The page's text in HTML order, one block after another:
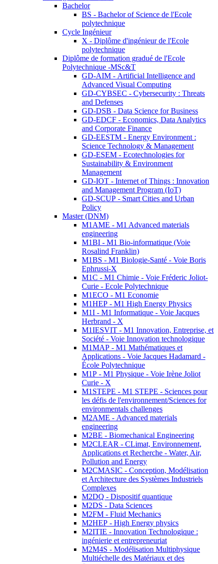
Bachelor
BS - Bachelor of Science de l'Ecole
polytechnique
Cycle Ingénieur
X - Diplôme d'ingénieur de l'Ecole
polytechnique
Diplôme de formation gradué de l'Ecole
Polytechnique -MSc&T
GD-AIM - Artificial Intelligence and
Advanced Visual Computing
GD-CYBSEC - Cybersecurity : Threats
and Defenses
GD-DSB - Data Science for Business
GD-EDCF - Economics, Data Analytics
and Corporate Finance
GD-EESTM - Energy Environment :
Science Technology & Management
GD-ESEM - Ecotechnologies for
Sustainability & Environment
Management
GD-IOT - Internet of Things : Innovation
and Management Program (IoT)
GD-SCUP - Smart Cities and Urban
Policy
Master (DNM)
M1AME - M1 Advanced materials
engineering
M1BI - M1 Bio-informatique (Voie
Rosalind Franklin)
M1BS - M1 Biologie-Santé - Voie Boris
Ephrussi-X
M1C - M1 Chimie - Voie Fréderic Joliot-
Curie - Ecole Polytechnique
M1ECO - M1 Economie
M1HEP - M1 High Energy Physics
M1I - M1 Informatique - Voie Jacques
Herbrand - X
M1IESVIT - M1 Innovation, Entreprise, et
Société - Voie Innovation technologique
M1MAP - M1 Mathématiques et
Applications - Voie Jacques Hadamard -
École Polytechnique
M1P - M1 Physique - Voie Irène Joliot
Curie - X
M1STEPE - M1 STEPE - Sciences pour
les défis de l'environnement/Sciences for
environmentals challenges
M2AME - Advanced materials
engineering
M2BE - Biomechanical Engineering
M2CLEAR - CLimat, Environnement,
Applications et Recherche - Water, Air,
Pollution and Energy
M2CMASIC - Conception, Modélisation
et Architecture des Systèmes Industriels
Complexes
M2DQ - Dispositif quantique
M2DS - Data Sciences
M2FM - Fluid Mechanics
M2HEP - High Energy physics
M2ITIE - Innovation Technologique :
ingénierie et entrepreneuriat
M2M4S - Modélisation Multiphysique
Multiéchelle des Matériaux et des